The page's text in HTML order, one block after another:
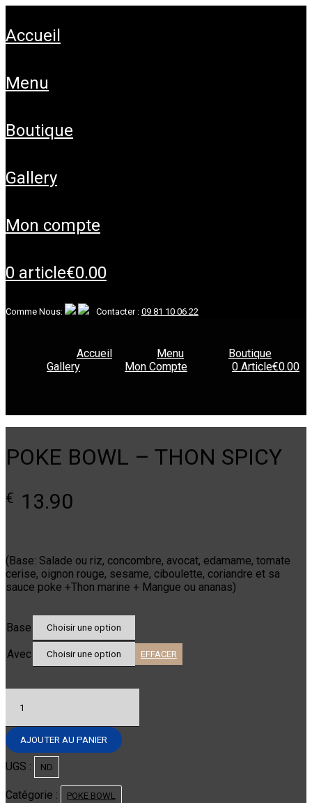
accueil
menu
boutique
gallery
mon compte
0 article€0.00
Comme Nous: Contacter : 09 81 10 06 22
Accueil Menu
Boutique
Gallery
Mon Compte 0 Article€0.00
POKE BOWL – THON SPICY
€ 13.90
(Base: Salade ou riz, concombre, avocat, edamame, tomate
cerise, oignon rouge, sesame, ciboulette, coriandre et sa
sauce poke +Thon marine + Mangue ou ananas)
Base
Avec
EFFACER
BOWL
-
THON
SPICY
AJOUTER AU PANIER
UGS : ND
Catégorie : POKE BOWL